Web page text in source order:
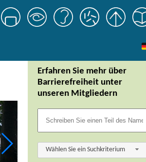
Erfahren Sie mehr über
Barrierefreiheit unter
unseren Mitgliedern
Wählen Sie ein Suchkriterium